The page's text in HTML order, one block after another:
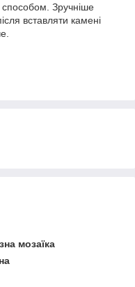
Зручніше
вставляти камені
мозаїка